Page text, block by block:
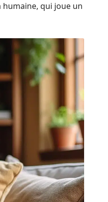
qui joue un